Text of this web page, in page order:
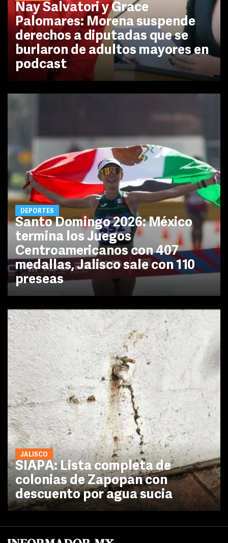
Nay Salvatori y Grace
Palomares: Morena suspende
derechos a diputadas que se
burlaron de adultos mayores en
podcast
DEPORTES
Santo Domingo 2026: México
termina los Juegos
Centroamericanos con 407
medallas, Jalisco sale con 110
preseas
JALISCO
SIAPA: Lista completa de
colonias de Zapopan con
descuento por agua sucia